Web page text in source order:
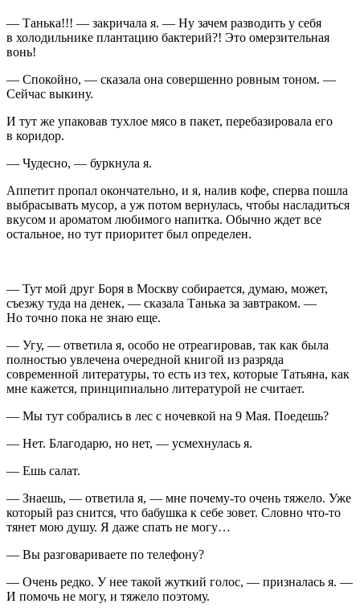
— Танька!!! — закричала я. — Ну зачем разводить у себя
в холодильнике плантацию бактерий?! Это омерзительная
вонь!
— Спокойно, — сказала она совершенно ровным тоном. —
Сейчас выкину.
И тут же упаковав тухлое мясо в пакет, перебазировала его
в коридор.
— Чудесно, — буркнула я.
Аппетит пропал окончательно, и я, налив кофе, сперва пошла
выбрасывать мусор, а уж потом вернулась, чтобы насладиться
вкусом и ароматом любимого напитка. Обычно ждет все
остальное, но тут приоритет был определен.
— Тут мой друг Боря в Москву собирается, думаю, может,
съезжу туда на денек, — сказала Танька за завтраком. —
Но точно пока не знаю еще.
— Угу, — ответила я, особо не отреагировав, так как была
полностью увлечена очередной книгой из разряда
современной литературы, то есть из тех, которые Татьяна, как
мне кажется, принципиально литературой не считает.
— Мы тут собрались в лес с ночевкой на 9 Мая. Поедешь?
— Нет. Благодарю, но нет, — усмехнулась я.
— Ешь салат.
— Знаешь, — ответила я, — мне почему-то очень тяжело. Уже
который раз снится, что бабушка к себе зовет. Словно что-то
тянет мою душу. Я даже спать не могу…
— Вы разговариваете по телефону?
— Очень редко. У нее такой жуткий голос, — призналась я. —
И помочь не могу, и тяжело поэтому.